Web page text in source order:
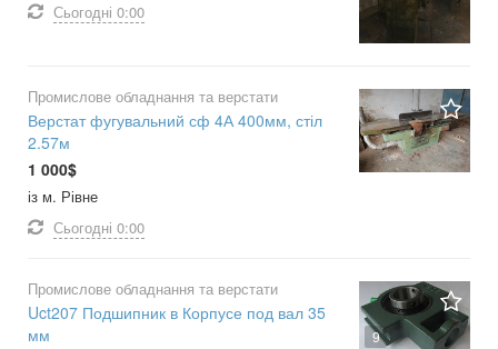
Сьогодні 0:00
Промислове обладнання та верстати
Верстат фугувальний сф 4А 400мм, стіл
2.57м
1 000$
із м. Рівне
Сьогодні 0:00
9
Промислове обладнання та верстати
Uct207 Подшипник в Корпусе под вал 35
мм